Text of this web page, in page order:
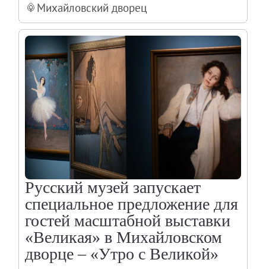
Михайловский дворец
Русский музей запускает
специальное предложение для
гостей масштабной выставки
«Великая» в Михайловском
дворце – «Утро с Великой»